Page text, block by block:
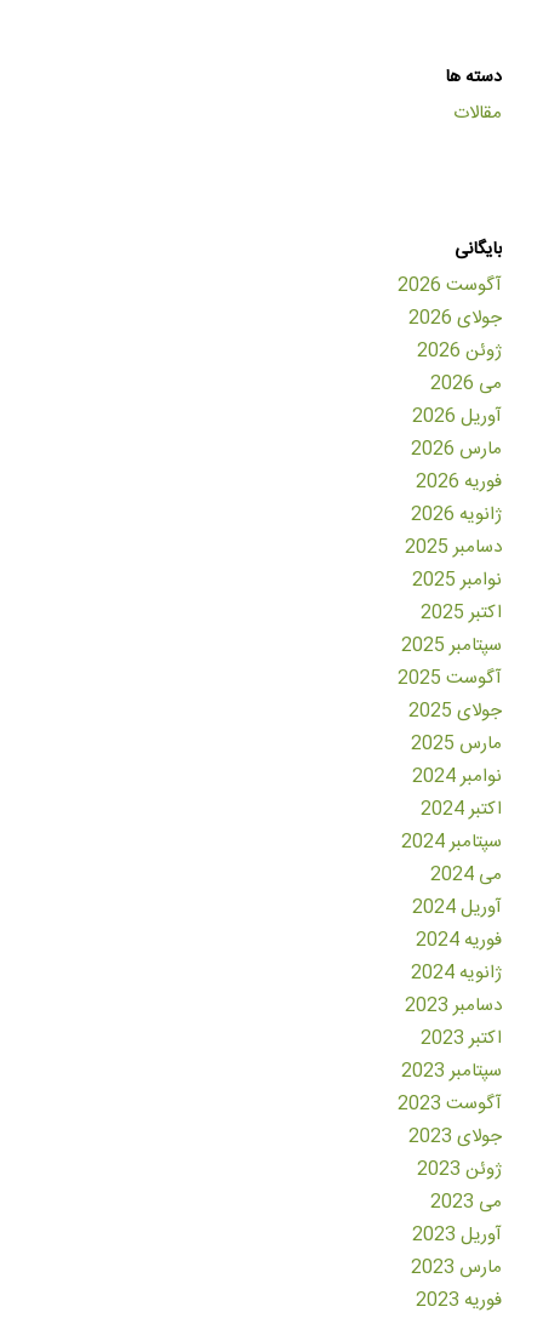
دسته ها
مقالات
بایگانی
آگوست 2026
جولای 2026
ژوئن 2026
می 2026
آوریل 2026
مارس 2026
فوریه 2026
ژانویه 2026
دسامبر 2025
نوامبر 2025
اکتبر 2025
سپتامبر 2025
آگوست 2025
جولای 2025
مارس 2025
نوامبر 2024
اکتبر 2024
سپتامبر 2024
می 2024
آوریل 2024
فوریه 2024
ژانویه 2024
دسامبر 2023
اکتبر 2023
سپتامبر 2023
آگوست 2023
جولای 2023
ژوئن 2023
می 2023
آوریل 2023
مارس 2023
فوریه 2023